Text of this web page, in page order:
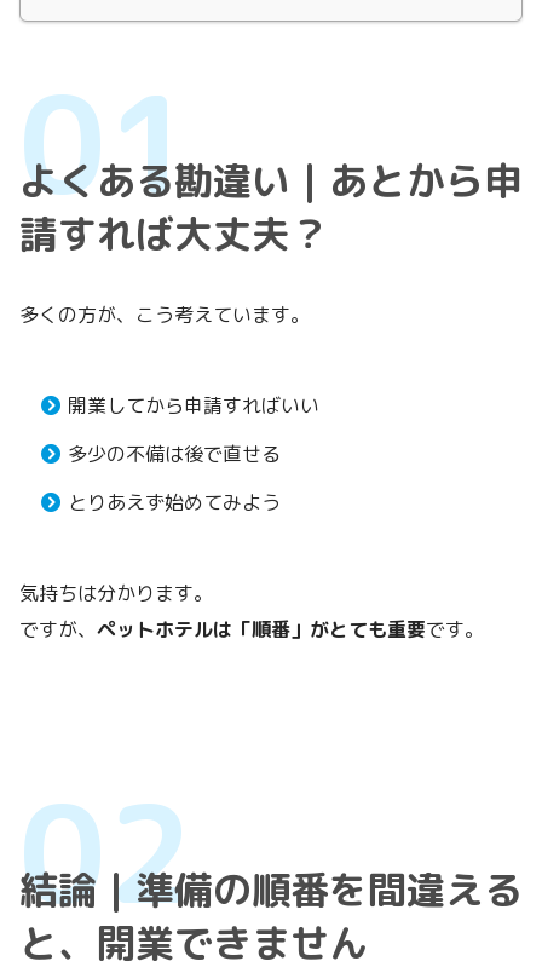
よくある勘違い｜あとから申
請すれば大丈夫？
多くの方が、こう考えています。
開業してから申請すればいい
多少の不備は後で直せる
とりあえず始めてみよう
気持ちは分かります。
ですが、 ペットホテルは「順番」がとても重要です。
結論｜準備の順番を間違える
と、開業できません